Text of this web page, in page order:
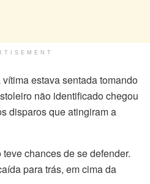
estava sentada tomando
não identificado chegou
disparos que atingiram a
chances de se defender.
para trás, em cima da